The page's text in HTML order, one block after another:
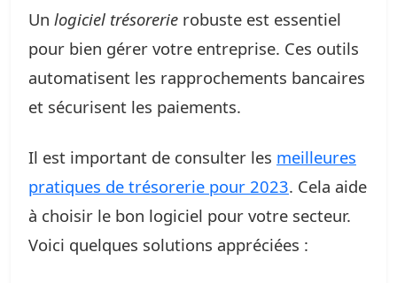
Un logiciel trésorerie robuste est essentiel
pour bien gérer votre entreprise. Ces outils
automatisent les rapprochements bancaires
et sécurisent les paiements.
Il est important de consulter les meilleures
pratiques de trésorerie pour 2023. Cela aide
à choisir le bon logiciel pour votre secteur.
Voici quelques solutions appréciées :